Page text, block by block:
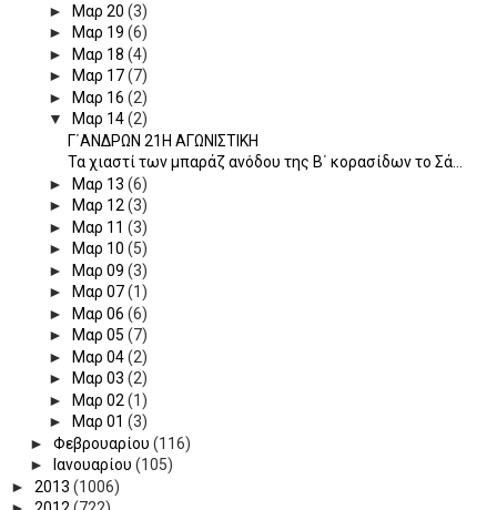
►
Μαρ 20 (3)
►
Μαρ 19 (6)
►
Μαρ 18 (4)
►
Μαρ 17(7)
►
Μαρ 16 (2)
▼
Μαρ 14(2)
Γ΄ΑΝΔΡΩΝ 21Η ΑΓΩΝΙΣΤΙΚΗ
Τα χιαστί των μπαράζ ανόδου της Β΄ κορασίδων το Σά...
►
Μαρ 13 (6)
►
Μαρ 12(3)
►
Μαρ 11 (3)
►
Μαρ 10 (5)
►
Μαρ 09 (3)
►
Μαρ 07(1)
►
Μαρ 06 (6)
►
Μαρ 05 (7)
►
Μαρ 04(2)
►
Μαρ 03 (2)
►
Μαρ 02 (1)
►
Μαρ 01 (3)
► Φεβρουαρίου (116)
►
Ιανουαρίου (105)
► 2013 (1006)